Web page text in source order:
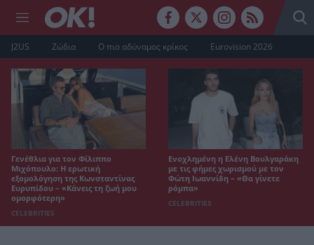
J2US Ζώδια Ο πιο αδύναμος κρίκος Eurovision 2026
Γενέθλια για τον Φίλιππο
Μιχόπουλο: Η ερωτική
εξομολόγηση της Κωνσταντίνας
Ευρυπίδου – «Κάνεις τη ζωή μου
ομορφότερη»
CELEBRITIES
Ενοχλημένη η Ελένη Βουλγαράκη
με τις φήμες χωρισμού με τον
Φώτη Ιωαννίδη – «Θα γίνετε
ρόμπα»
CELEBRITIES